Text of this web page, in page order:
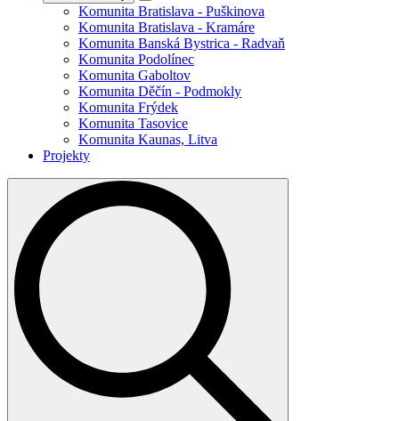
Komunita Bratislava - Puškinova
Komunita Bratislava - Kramáre
Komunita Banská Bystrica - Radvaň
Komunita Podolínec
Komunita Gaboltov
Komunita Děčín - Podmokly
Komunita Frýdek
Komunita Tasovice
Komunita Kaunas, Litva
Projekty